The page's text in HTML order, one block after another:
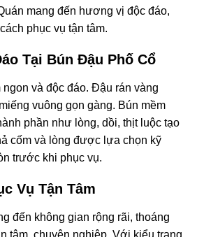
mang đến hương vị độc đáo,
phục vụ tận tâm.
Tại Bún Đậu Phố Cổ
và độc đáo. Đậu rán vàng
vuông gọn gàng. Bún mềm
phần như lòng, dồi, thịt luộc tạo
cốm và lòng được lựa chọn kỹ
trước khi phục vụ.
Vụ Tận Tâm
đến không gian rộng rãi, thoáng
tâm, chuyên nghiệp. Với kiểu trang